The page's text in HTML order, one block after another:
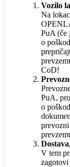
Vozilo
Na
PuA (če
o
CoD!
PuA,
o
V tem
zagotovi